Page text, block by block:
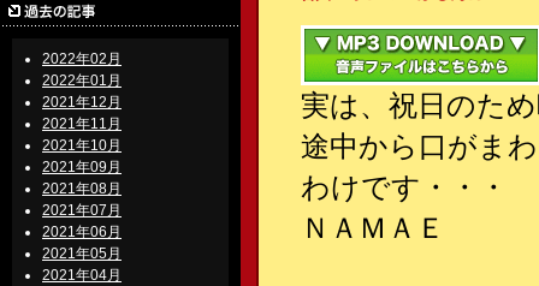
2022年02月
2022年01月
2021年12月
2021年11月
2021年10月
2021年09月
2021年08月
2021年07月
2021年06月
2021年05月
2021年04月
実は、祝日のた
途中から口がま
わけです・・・
ＮＡＭＡＥ